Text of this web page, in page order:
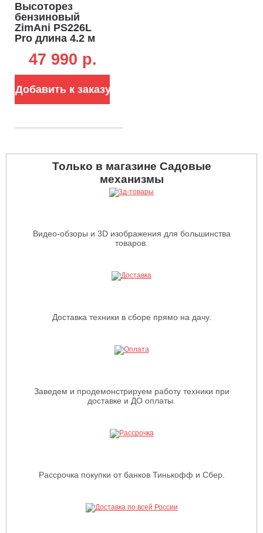
Высоторез
бензиновый
ZimAni PS226L
Pro длина 4.2 м
Zenoah G26, 0,85
1,3 мм., 44E, 7,6
кг.)
47 990 p.
Добавить к заказу
Только в магазине Садовые
механизмы
Видео-обзоры и 3D изображения для большинства
товаров.
Доставка техники в сборе прямо на дачу.
Заведем и продемонстрируем работу техники при
доставке и ДО оплаты.
Рассрочка покупки от банков Тинькофф и Сбер.